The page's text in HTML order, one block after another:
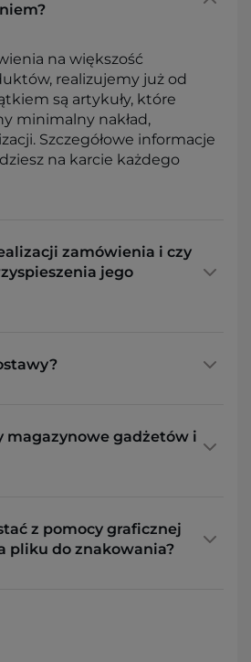
na większość
realizujemy już od
są artykuły, które
minimalny nakład,
Szczegółowe informacje
na karcie każdego
zamówienia i czy
jego
magazynowe gadżetów i
z pomocy graficznej
pliku do znakowania?